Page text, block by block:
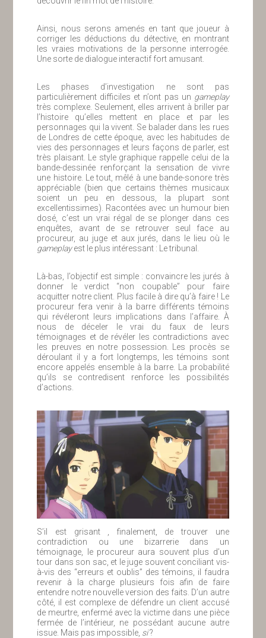
Ainsi, nous serons amenés en tant que joueur à
corriger les déductions du détective, en montrant
les vraies motivations de la personne interrogée.
Une sorte de dialogue interactif fort amusant.
Les phases d’investigation ne sont pas
particulièrement difficiles et n’ont pas un gameplay
très complexe. Seulement, elles arrivent à briller par
l’histoire qu’elles mettent en place et par les
personnages qui la vivent. Se balader dans les rues
de Londres de cette époque, avec les habitudes de
vies des personnages et leurs façons de parler, est
très plaisant. Le style graphique rappelle celui de la
bande-dessinée renforçant la sensation de vivre
une histoire. Le tout, mêlé à une bande-sonore très
appréciable (bien que certains thèmes musicaux
soient un peu en dessous, la plupart sont
excellentissimes). Racontées avec un humour bien
dosé, c’est un vrai régal de se plonger dans ces
enquêtes, avant de se retrouver seul face au
procureur, au juge et aux jurés, dans le lieu où le
gameplayest le plus intéressant : Le tribunal.
Là-bas, l’objectif est simple : convaincre les jurés à
donner le verdict “non coupable” pour faire
acquitter notre client. Plus facile à dire qu’à faire ! Le
procureur fera venir à la barre différents témoins
qui révéleront leurs implications dans l’affaire. À
nous de déceler le vrai du faux de leurs
témoignages et de révéler les contradictions avec
les preuves en notre possession. Les procès se
déroulant il y a fort longtemps, les témoins sont
encore appelés ensemble à la barre. La probabilité
qu’ils se contredisent renforce les possibilités
d’actions.
S’il est grisant , finalement, de trouver une
contradiction ou une bizarrerie dans un
témoignage, le procureur aura souvent plus d’un
tour dans son sac, et le juge souvent conciliant vis-
à-vis des “erreurs et oublis” des témoins, il faudra
revenir à la charge plusieurs fois afin de faire
entendre notre nouvelle version des faits. D’un autre
côté, il est complexe de défendre un client accusé
de meurtre, enfermé avec la victime dans une pièce
fermée de l’intérieur, ne possédant aucune autre
issue. Mais pas impossible, si?